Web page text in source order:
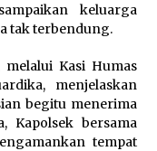
keluarga
tak terbendung.
melalui Kasi Humas
menjelaskan
begitu menerima
Kapolsek bersama
tempat